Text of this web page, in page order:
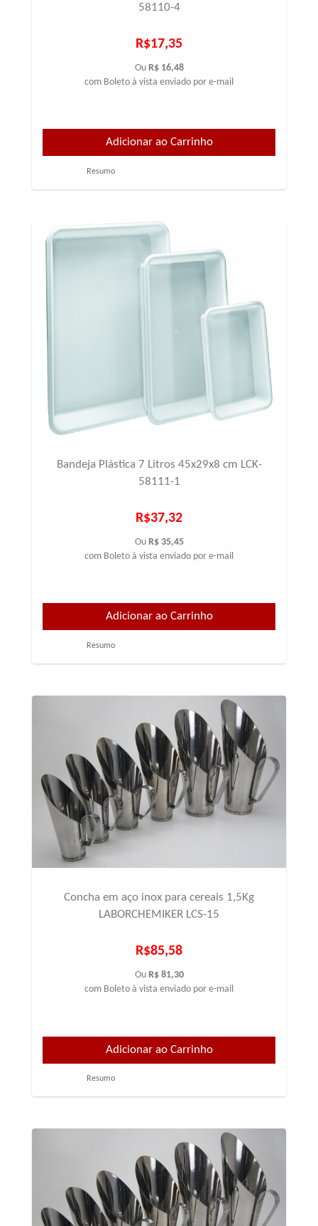
58110-4
R$17,35
Ou R$ 16,48
com Boleto à vista enviado por e-mail
Resumo
Bandeja Plástica 7 Litros 45x29x8 cm LCK-
58111-1
R$37,32
Ou R$ 35,45
com Boleto à vista enviado por e-mail
Resumo
Concha em aço inox para cereais 1,5Kg
LABORCHEMIKER LCS-15
R$85,58
Ou R$ 81,30
com Boleto à vista enviado por e-mail
Resumo